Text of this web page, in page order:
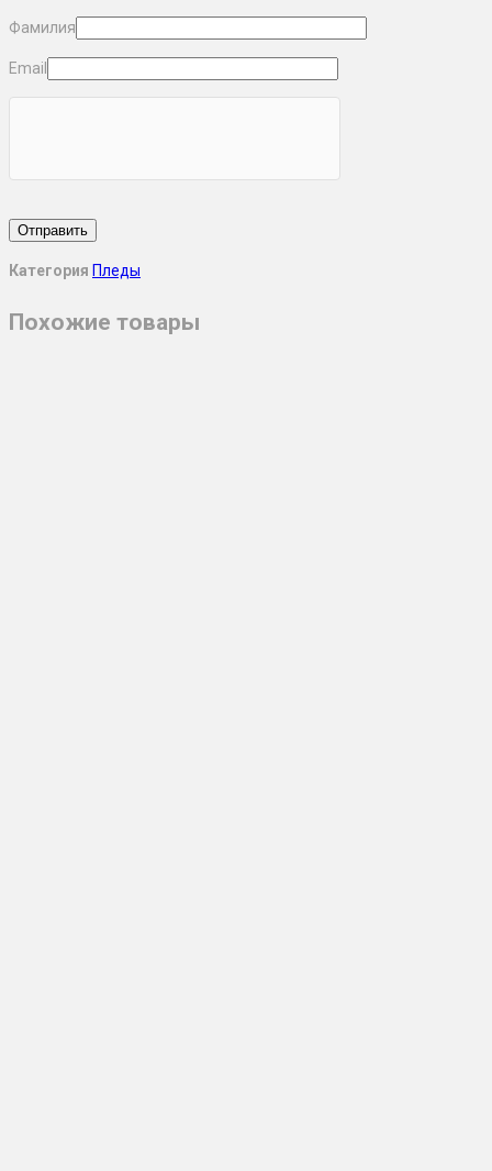
Фамилия
Email
Категория Пледы
Похожие товары